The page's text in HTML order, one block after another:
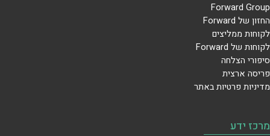
Forward Group
החזון של Forward
לקוחות ממליצים
לקוחות של Forward
סיפורי הצלחה
פריסה ארצית
מדיניות פרטיות באתר
מרכז ידע